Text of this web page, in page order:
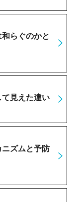
らぐのかと
見えた違い
ズムと予防